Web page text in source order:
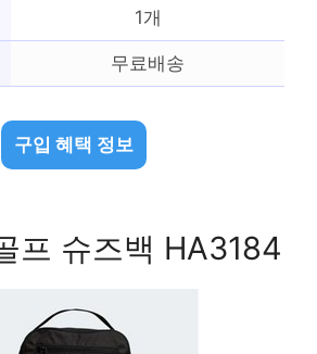
1개
무료배송
구입 혜택 정보
프 슈즈백 HA3184